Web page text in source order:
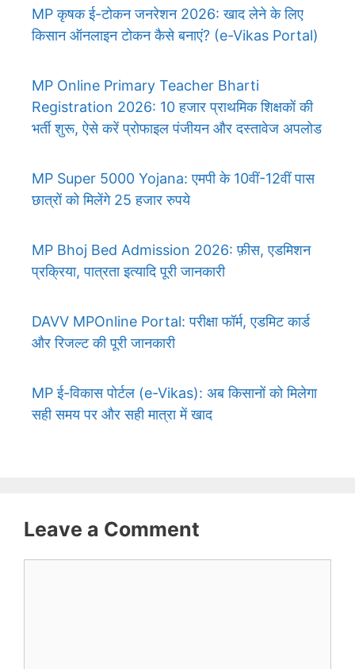
MP कृषक ई-टोकन जनरेशन 2026: खाद लेने के लिए
किसान ऑनलाइन टोकन कैसे बनाएं? (e-Vikas Portal)
MP Online Primary Teacher Bharti
Registration 2026: 10 हजार प्राथमिक शिक्षकों की
भर्ती शुरू, ऐसे करें प्रोफाइल पंजीयन और दस्तावेज अपलोड
MP Super 5000 Yojana: एमपी के 10वीं-12वीं पास
छात्रों को मिलेंगे 25 हजार रुपये
MP Bhoj Bed Admission 2026: फ़ीस, एडमिशन
प्रक्रिया, पात्रता इत्यादि पूरी जानकारी
DAVV MPOnline Portal: परीक्षा फॉर्म, एडमिट कार्ड
और रिजल्ट की पूरी जानकारी
MP ई-विकास पोर्टल (e-Vikas): अब किसानों को मिलेगा
सही समय पर और सही मात्रा में खाद
Leave a Comment